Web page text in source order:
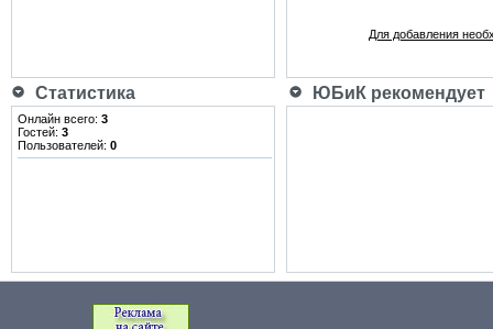
Для добавления
Статистика ЮБиК рекомендует
Онлайн всего: 3
Гостей: 3
Пользователей: 0